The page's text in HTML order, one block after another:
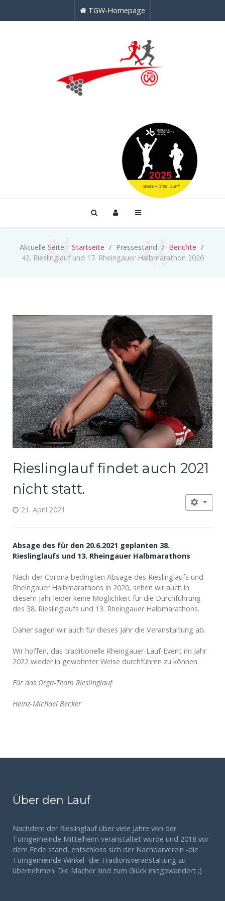
TGW-Homepage
Aktuelle Seite: Startseite Pressestand
Berichte
42. Rieslinglauf und 17. Rheingauer Halbmarathon 2026
Rieslinglauf findet auch 2021
nicht statt.
21. April 2021
Absage des für den 20.6.2021 geplanten 38.
Rieslinglaufs und 13. Rheingauer Halbmarathons
Nach der Corona bedingten Absage des Rieslinglaufs und
Rheingauer Halbmarathons in 2020, sehen wir auch in
diesem Jahr leider keine Möglichkeit für die Durchführung
des 38. Rieslinglaufs und 13. Rheingauer Halbmarathons.
Daher sagen wir auch für dieses Jahr die Veranstaltung ab.
Wir hoffen, das traditionelle Rheingauer-Lauf-Event im Jahr
2022 wieder in gewohnter Weise durchführen zu können.
Für das Orga-Team Rieslinglauf
Heinz-Michael Becker
Über den Lauf
Nachdem der Rieslinglauf über viele Jahre von der
Turngemeinde Mittelheim veranstaltet wurde und 2018 vor
dem Ende stand, entschloss sich der Nachbarverein -die
Turngemeinde Winkel- die Tradionsveranstaltung zu
übernehmen. Die Macher sind zum Glück mitgewandert ;)